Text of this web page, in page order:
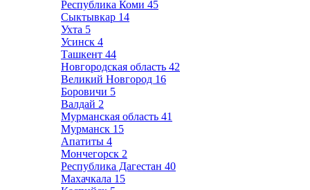
Республика Коми 45
Сыктывкар 14
Ухта 5
Усинск 4
Ташкент 44
Новгородская область 42
Великий Новгород 16
Боровичи 5
Валдай 2
Мурманская область 41
Мурманск 15
Апатиты 4
Мончегорск 2
Республика Дагестан 40
Махачкала 15